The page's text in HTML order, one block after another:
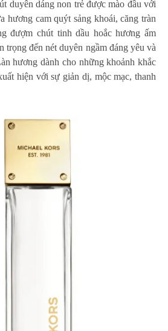
duyên dáng non trẻ được mào đầu với
hương cam quýt sảng khoái, căng tràn
đượm chút tinh dầu hoắc hương ấm
trọng đến nét duyên ngầm đáng yêu và
hương dành cho những khoảnh khắc
hiện với sự giản dị, mộc mạc, thanh